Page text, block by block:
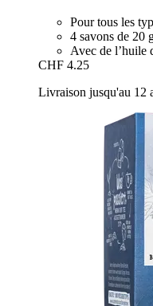
Pour tous les
4 savons de 20
Avec de l’huile
CHF 4.25
Livraison jusqu'au 12